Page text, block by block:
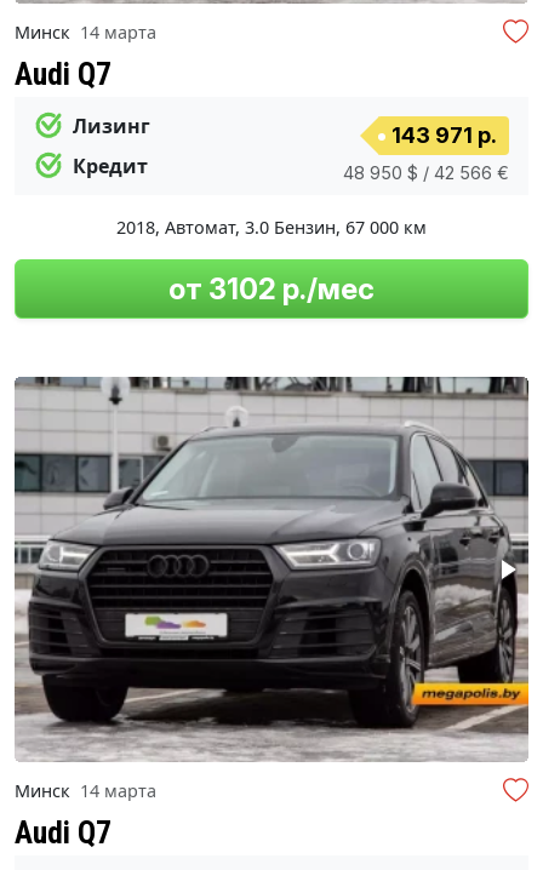
Минск 14 марта
Audi Q7
Лизинг
Кредит
143 971 р.
48 950 $ / 42 566 €
2018, Автомат, 3.0 Бензин, 67 000 км
от 3102 р./мес
Минск 14 марта
Audi Q7